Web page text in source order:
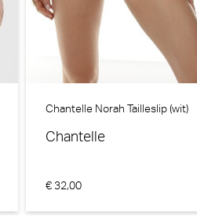
Marie Jo
Chantelle Norah Tailleslip (wit)
Chantelle
€ 32,00